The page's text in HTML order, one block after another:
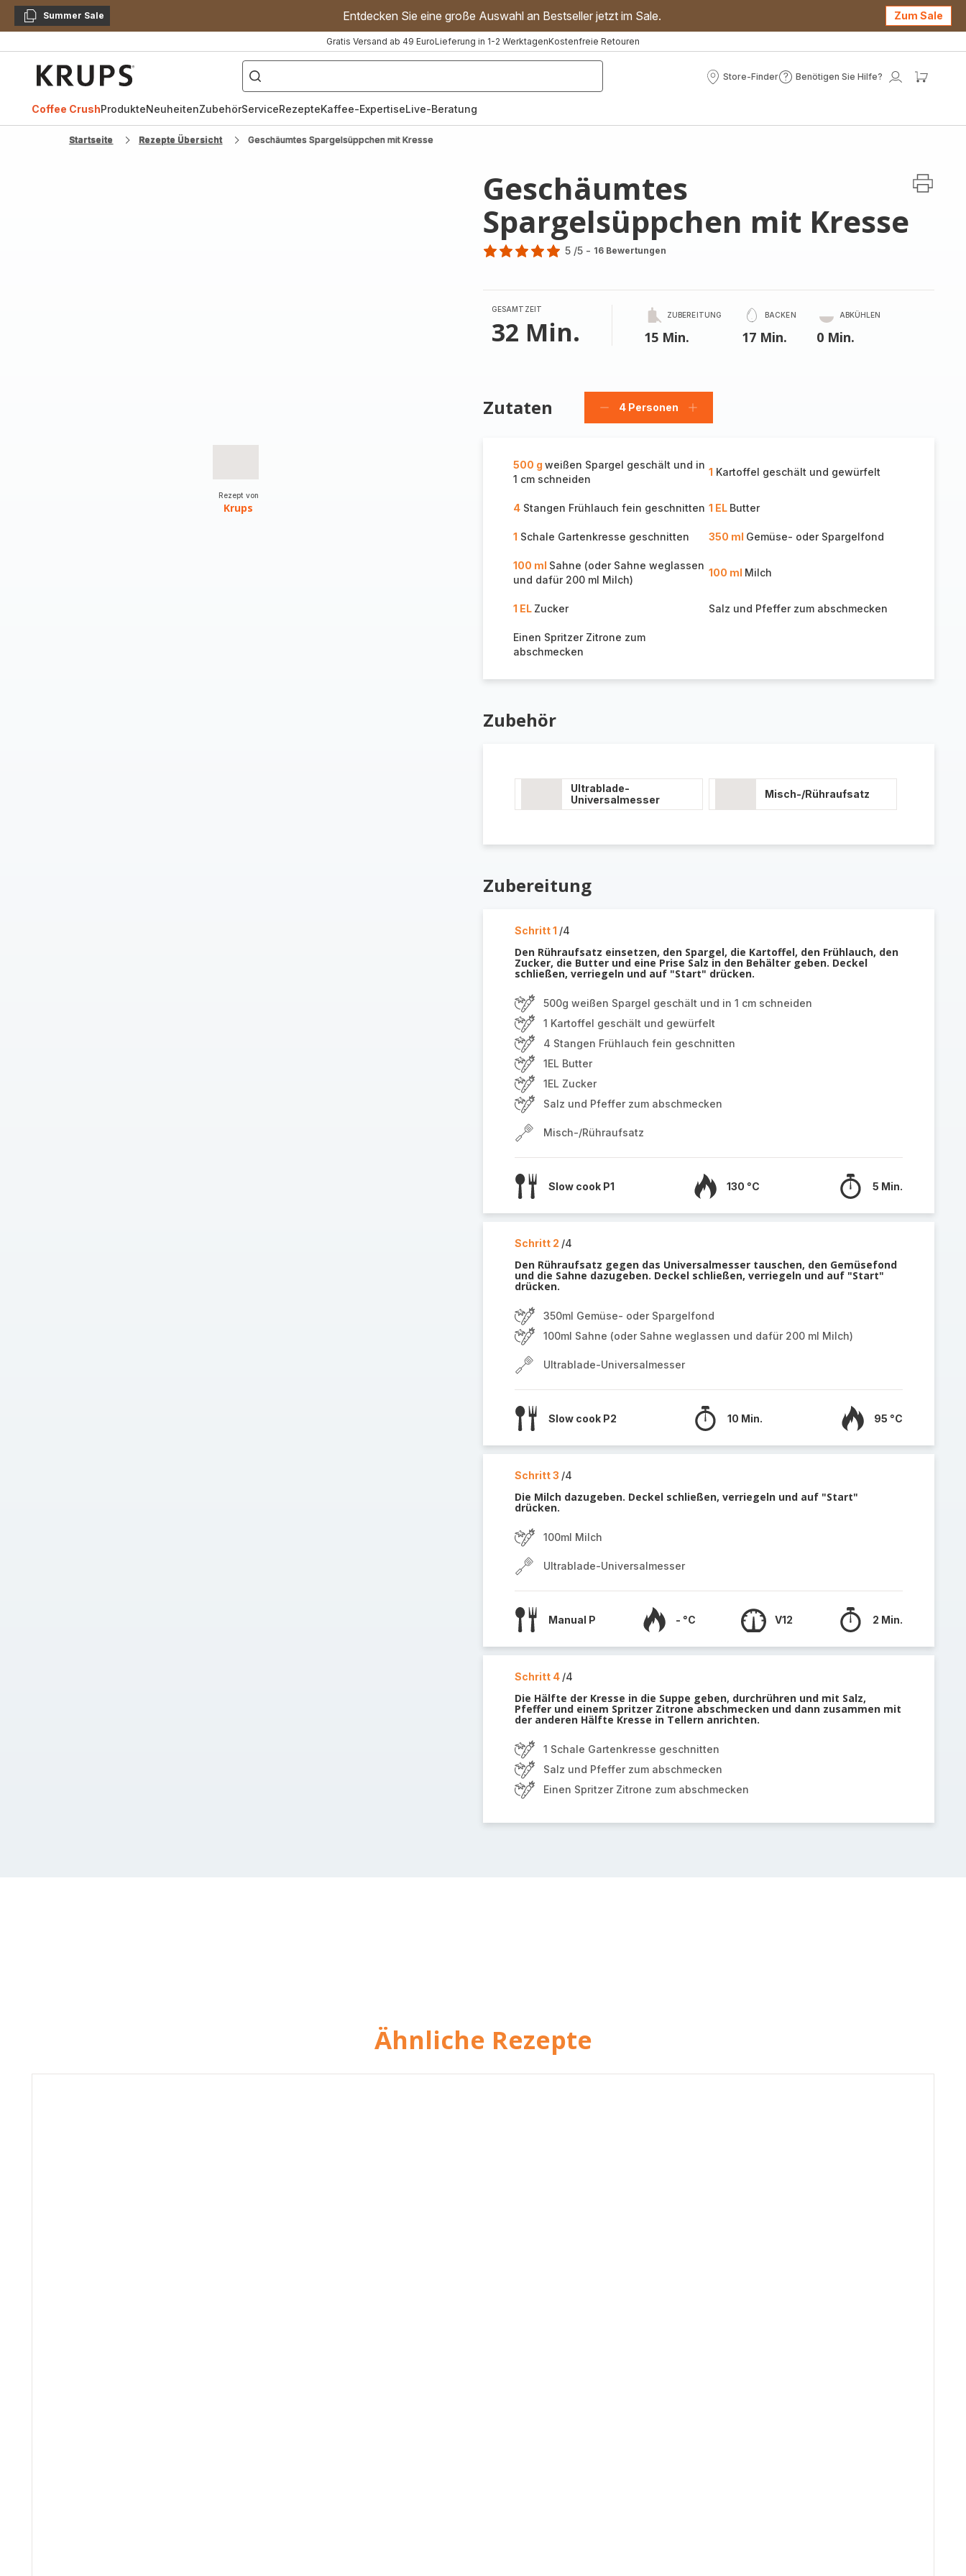
KopierenSummer Sale Entdecken Sie eine große Auswahl an Bestseller jetzt im Sale. Zum Sale
Gratis Versand ab 49 EuroLieferung in 1-2 WerktagenKostenfreie Retouren
["Kaffeevollautomat","Handmixer","Waffeleisen"]
Store-Finder
Store-
Benötigen Sie Hilfe?
Benötigen
Mein
Coffee CrushProdukteNeuheitenZubehörServiceRezepteKaffee-ExpertiseLive-Beratung
Startseite Rezepte Übersicht Geschäumtes Spargelsüppchen mit Kresse
Rezept von
Krups
Geschäumtes
Spargelsüppchen mit Kresse
5
Sternen
(Durchschnitt)
5 /5 - 16 Bewertungen
GESAMTZEIT
32 Min.
ZUBEREITUNG
15 Min.
BACKEN
17 Min.
ABKÜHLEN
0 Min.
Zutaten
Personen
4 Personen
Personen
500 g weißen Spargel geschält und in
1 cm schneiden
1 Kartoffel geschält und gewürfelt
4Stangen Frühlauch fein geschnitten 1 EL Butter
1 Schale Gartenkresse geschnitten 350 ml Gemüse- oder Spargelfond
100 ml Sahne (oder Sahne weglassen
und dafür 200 ml Milch)
100 ml Milch
1 EL Zucker Salz und Pfeffer zum abschmecken
Einen Spritzer Zitrone zum
abschmecken
Zubehör
Ultrablade-
Universalmesser
Misch-/Rühraufsatz
Zubereitung
Schritt 1 /4
Den Rühraufsatz einsetzen, den Spargel, die Kartoffel, den Frühlauch, den
Zucker, die Butter und eine Prise Salz in den Behälter geben. Deckel
schließen, verriegeln und auf "Start" drücken.
500g weißen Spargel geschält und in 1 cm schneiden
1 Kartoffel geschält und gewürfelt
4 Stangen Frühlauch fein geschnitten
1EL Butter
1EL Zucker
Salz und Pfeffer zum abschmecken
Misch-/Rühraufsatz
Slow cook P1 130 °C 5 Min.
Schritt 2 /4
Den Rühraufsatz gegen das Universalmesser tauschen, den Gemüsefond
und die Sahne dazugeben. Deckel schließen, verriegeln und auf "Start"
drücken.
350ml Gemüse- oder Spargelfond
100ml Sahne (oder Sahne weglassen und dafür 200 ml Milch)
Ultrablade-Universalmesser
Slow cook P2 10 Min. 95 °C
Schritt 3 /4
Die Milch dazugeben. Deckel schließen, verriegeln und auf "Start"
drücken.
100ml Milch
Ultrablade-Universalmesser
Manual P - °C V12 2 Min.
Schritt 4 /4
Die Hälfte der Kresse in die Suppe geben, durchrühren und mit Salz,
Pfeffer und einem Spritzer Zitrone abschmecken und dann zusammen mit
der anderen Hälfte Kresse in Tellern anrichten.
1 Schale Gartenkresse geschnitten
Salz und Pfeffer zum abschmecken
Einen Spritzer Zitrone zum abschmecken
Ähnliche Rezepte